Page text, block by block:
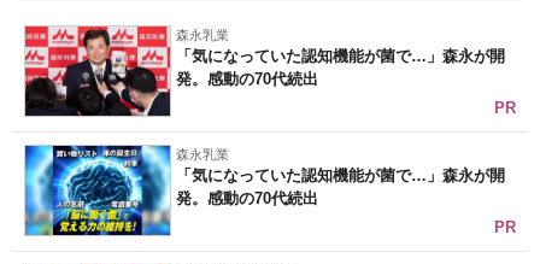
森永乳業
「気になっていた認知機能が菌で…」森永が開
発。感動の70代続出
PR
森永乳業
「気になっていた認知機能が菌で…」森永が開
発。感動の70代続出
PR